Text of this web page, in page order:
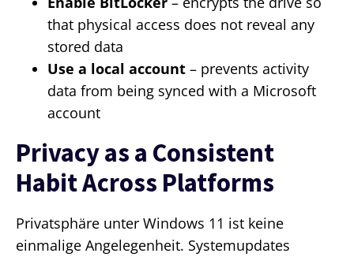
that physical access does not reveal any
stored data
Use a local account – prevents activity
data from being synced with a Microsoft
account
Privacy as a Consistent
Habit Across Platforms
Privatsphäre unter Windows 11 ist keine
einmalige Angelegenheit. Systemupdates